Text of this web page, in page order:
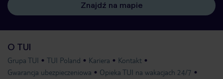
Znajdź na mapie
O TUI
Grupa TUI TUI Poland Kariera
Kontakt
Gwarancja ubezpieczeniowa
Opieka TUI na wakacjach 24/7